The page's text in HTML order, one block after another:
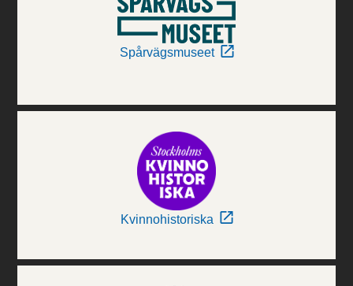
Spårvägsmuseet
Kvinnohistoriska